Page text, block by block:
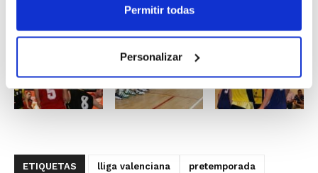
Permitir todas
Personalizar
ETIQUETAS lliga valenciana pretemporada